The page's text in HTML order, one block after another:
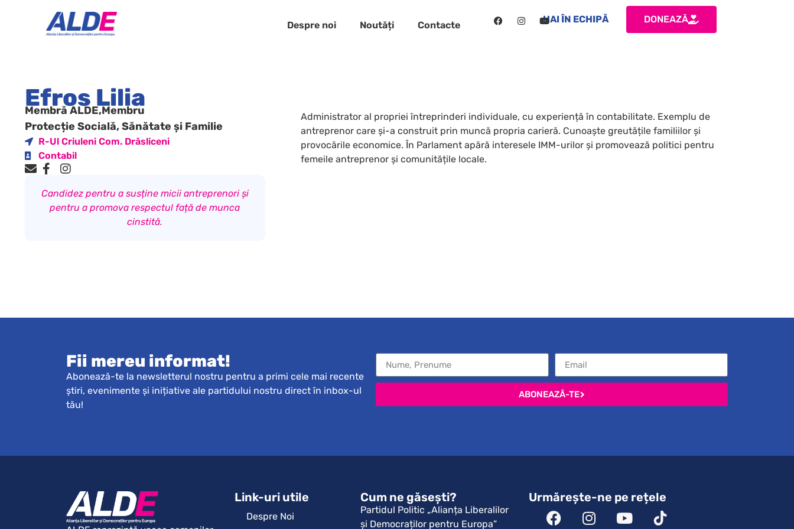
HAI ÎN ECHIPĂ DONEAZĂ
Despre noi Noutăți Contacte
Efros Lilia
Membră ALDE,Membru
Protecție Socială, Sănătate și Familie
R-Ul Criuleni Com. Drăsliceni
Contabil
Candidez pentru a susține micii antreprenori și
pentru a promova respectul față de munca
cinstită.
Administrator al propriei întreprinderi individuale, cu experiență în contabilitate. Exemplu de
antreprenor care și-a construit prin muncă propria carieră. Cunoaște greutățile familiilor și
provocările economice. În Parlament apără interesele IMM-urilor și promovează politici pentru
femeile antreprenor și comunitățile locale.
Fii mereu informat!
Abonează-te la newsletterul nostru pentru a primi cele mai recente
știri, evenimente și inițiative ale partidului nostru direct în inbox-ul
tău!
ABONEAZĂ-TE
Link-uri utile
Despre Noi
Cum ne găsești?
Partidul Politic „Alianța Liberalilor
și Democraților pentru Europa”
Urmărește-ne pe rețele